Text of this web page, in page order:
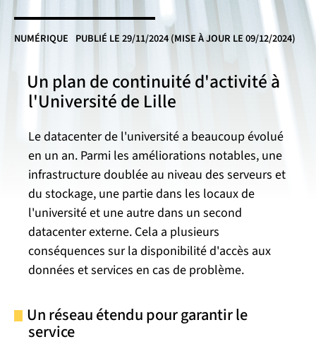
NUMÉRIQUE PUBLIÉ LE29/11/2024(MISE À JOUR LE 09/12/2024)
Un plan de continuité d'activité à
l'Université de Lille
Le datacenter de l'université a beaucoup évolué
en un an. Parmi les améliorations notables, une
infrastructure doublée au niveau des serveurs et
du stockage, une partie dans les locaux de
l'université et une autre dans un second
datacenter externe. Cela a plusieurs
conséquences sur la disponibilité d'accès aux
données et services en cas de problème.
Un réseau étendu pour garantir le
service